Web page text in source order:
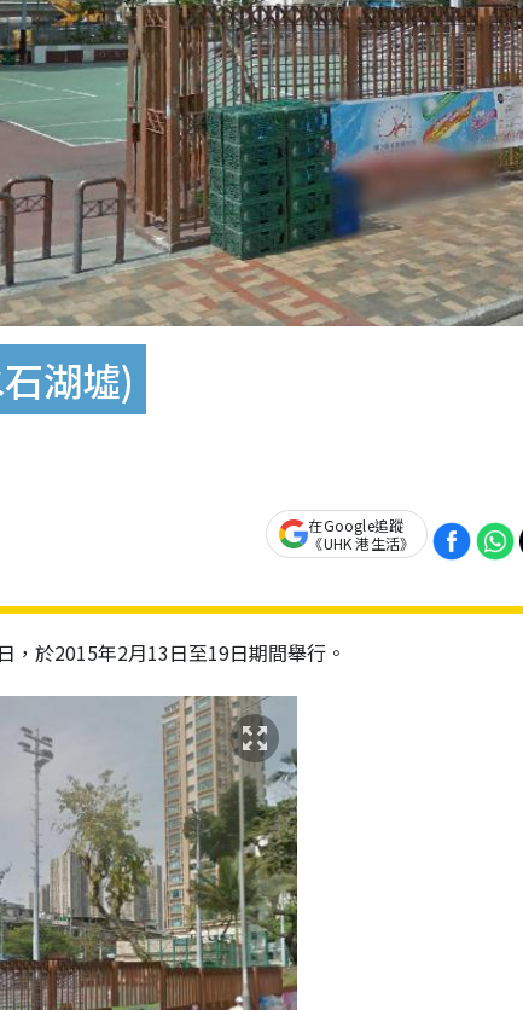
湖墟)
在Google追蹤
《UHK 港生活》
，於2015年2月13日至19日期間舉行。